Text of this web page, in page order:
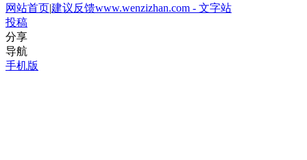
网站首页|建议反馈www.wenzizhan.com - 文字站
投稿
分享
导航
手机版